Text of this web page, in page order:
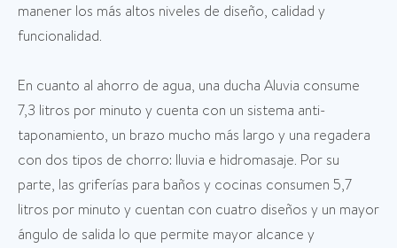
manener los más altos niveles de diseño, calidad y
funcionalidad.
En cuanto al ahorro de agua, una ducha Aluvia consume
7,3 litros por minuto y cuenta con un sistema anti-
taponamiento, un brazo mucho más largo y una regadera
con dos tipos de chorro: lluvia e hidromasaje. Por su
parte, las griferías para baños y cocinas consumen 5,7
litros por minuto y cuentan con cuatro diseños y un mayor
ángulo de salida lo que permite mayor alcance y